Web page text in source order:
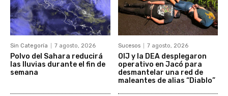
Sin Categoría 7 agosto, 2026
Polvo del Sahara reducirá
las lluvias durante el fin de
semana
Sucesos 7 agosto, 2026
OIJ y la DEA desplegaron
operativo en Jacó para
desmantelar una red de
maleantes de alias “Diablo”